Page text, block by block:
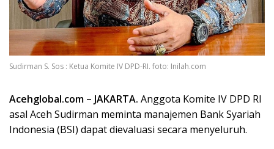
Sudirman S. Sos : Ketua Komite IV DPD-RI. foto: Inilah.com
Acehglobal.com – JAKARTA. Anggota Komite IV DPD RI
asal Aceh Sudirman meminta manajemen Bank Syariah
Indonesia (BSI) dapat dievaluasi secara menyeluruh.